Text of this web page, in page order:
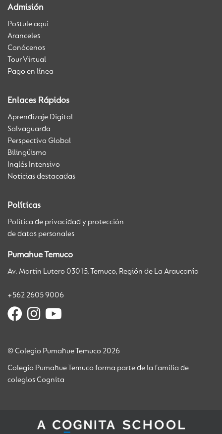
Admisión
Postule aquí
Aranceles
Conócenos
Tour Virtual
Pago en línea
Enlaces Rápidos
Aprendizaje Digital
Salvaguarda
Perspectiva Global
Bilingüismo
Inglés Intensivo
Noticias destacadas
Políticas
Política de privacidad y protección
de datos personales
Pumahue Temuco
Av. Martin Lutero 03015, Temuco, Región de La Araucanía
+562 2605 9006
© Colegio Pumahue Temuco 2026
Colegio Pumahue Temuco forma parte de la familia de
colegios Cognita